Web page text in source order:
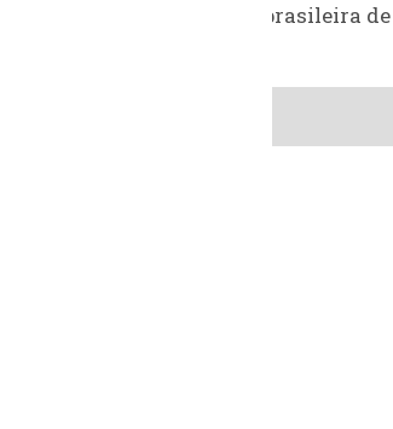
Exportação brasileira de